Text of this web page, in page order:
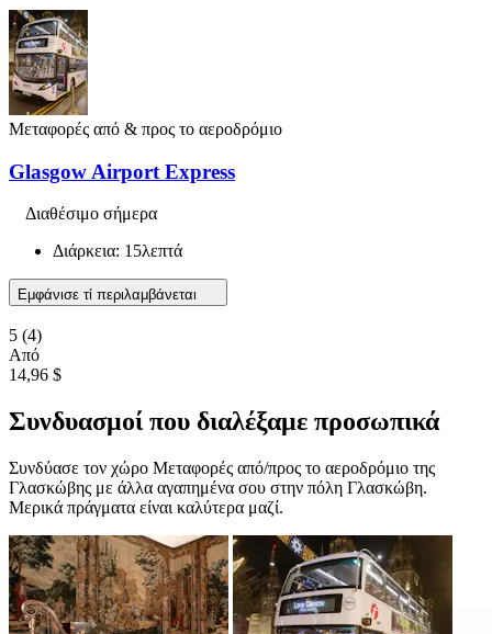
Μεταφορές από & προς το αεροδρόμιο
Glasgow Airport Express
Διαθέσιμο σήμερα
Διάρκεια: 15λεπτά
Εμφάνισε τί περιλαμβάνεται
5 (4)
Από
14,96 $
Συνδυασμοί που διαλέξαμε προσωπικά
Συνδύασε τον χώρο Μεταφορές από/προς το αεροδρόμιο της
Γλασκώβης με άλλα αγαπημένα σου στην πόλη Γλασκώβη.
Μερικά πράγματα είναι καλύτερα μαζί.